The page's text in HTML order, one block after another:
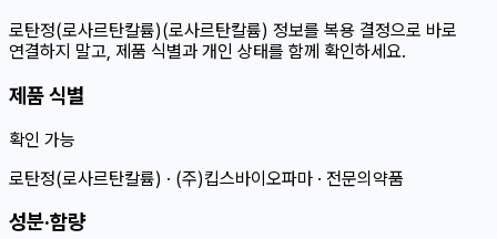
로탄정(로사르탄칼륨)(로사르탄칼륨) 정보를 복용 결정으로 바로
연결하지 말고, 제품 식별과 개인 상태를 함께 확인하세요.
제품 식별
확인 가능
로탄정(로사르탄칼륨) · (주)킵스바이오파마 · 전문의약품
성분·함량